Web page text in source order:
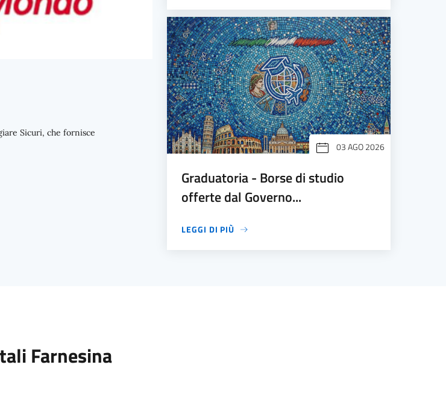
Sicuri, che fornisce
03 AGO 2026
Graduatoria - Borse di studio
offerte dal Governo...
LEGGI DI PIÙ
Farnesina